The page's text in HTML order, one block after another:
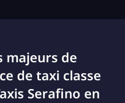
majeurs de
de taxi classe
Serafino en